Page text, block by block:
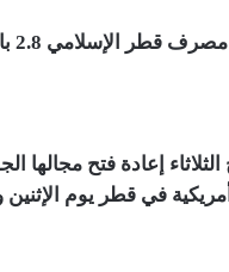
إعادة فتح
في قطر يوم الإثنين